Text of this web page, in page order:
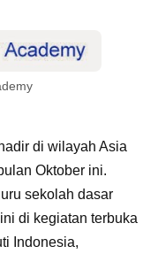
hadir di wilayah Asia
Oktober ini.
sekolah dasar
di kegiatan terbuka
Indonesia,